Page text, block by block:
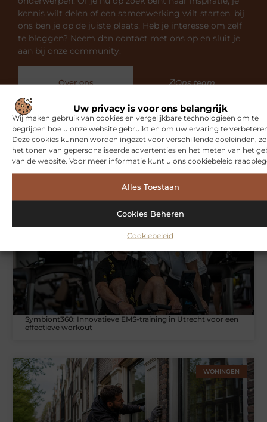
Uw privacy is voor ons belangrijk
Wij maken gebruik van cookies en vergelijkbare technologieën om te
begrijpen hoe u onze website gebruikt en om uw ervaring te
Deze cookies kunnen worden ingezet voor verschillende doeleinden,
het tonen van gepersonaliseerde advertenties en het meten van het
van de website. Voor meer informatie kunt u ons cookiebeleid
Alles Toestaan
Cookies Beheren
Cookiebeleid
kennis wilt delen of een samenwerking wilt starten, bij
ons ben je op de juiste plaats. Heb je interesse om zelf
te bloggen? Neem dan contact met ons op en sluit je
aan bij onze community.
Over ons Ons team
Gerelateerde artikelendie u
mogelijk interesseren
Symbiont360: Innovatieve EMS-training in Utrecht voor een
effectieve workout
WONINGEN